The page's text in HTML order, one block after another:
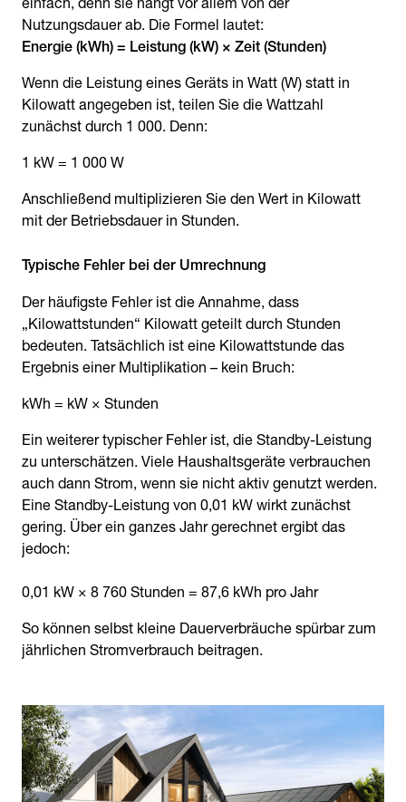
Nutzungsdauer ab. Die Formel lautet:
Energie (kWh) = Leistung (kW) × Zeit (Stunden)
Wenn die Leistung eines Geräts in Watt (W) statt in
Kilowatt angegeben ist, teilen Sie die Wattzahl
zunächst durch 1 000. Denn:
1 kW = 1 000 W
Anschließend multiplizieren Sie den Wert in Kilowatt
mit der Betriebsdauer in Stunden.
Typische Fehler bei der Umrechnung
Der häufigste Fehler ist die Annahme, dass
„Kilowattstunden“ Kilowatt geteilt durch Stunden
bedeuten. Tatsächlich ist eine Kilowattstunde das
Ergebnis einer Multiplikation – kein Bruch:
kWh = kW × Stunden
Ein weiterer typischer Fehler ist, die Standby-Leistung
zu unterschätzen. Viele Haushaltsgeräte verbrauchen
auch dann Strom, wenn sie nicht aktiv genutzt werden.
Eine Standby-Leistung von 0,01 kW wirkt zunächst
gering. Über ein ganzes Jahr gerechnet ergibt das
jedoch:
0,01 kW × 8 760 Stunden = 87,6 kWh pro Jahr
So können selbst kleine Dauerverbräuche spürbar zum
jährlichen Stromverbrauch beitragen.